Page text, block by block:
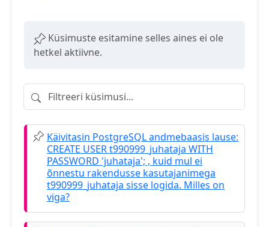
Küsimuste esitamine selles aines ei ole
hetkel aktiivne.
Filtreeri küsimusi
Käivitasin PostgreSQL andmebaasis lause:
CREATE USER t990999_juhataja WITH
PASSWORD 'juhataja'; , kuid mul ei
õnnestu rakendusse kasutajanimega
t990999_juhataja sisse logida. Milles on
viga?